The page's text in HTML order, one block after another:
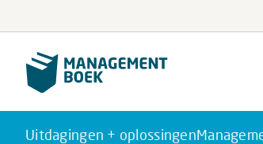
Uitdagingen + oplossingen